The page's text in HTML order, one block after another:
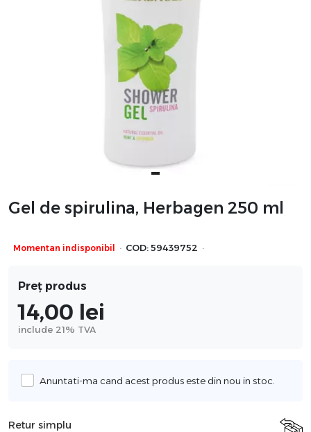
Gel de spirulina, Herbagen 250 ml
Momentan indisponibil · COD: 59439752 ·
Preț produs
14,00 lei
include 21% TVA
Anuntati-ma cand acest produs este din nou in stoc.
Retur simplu